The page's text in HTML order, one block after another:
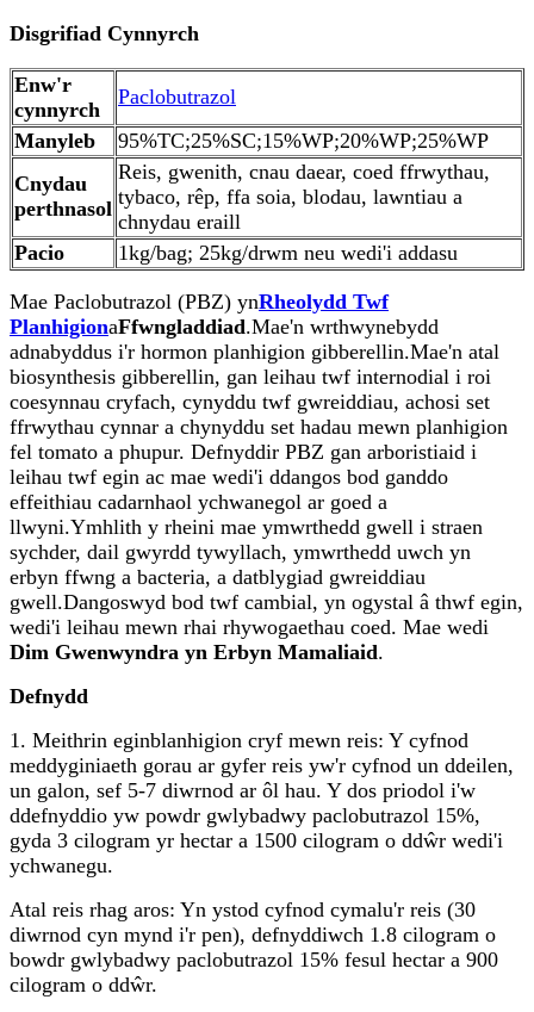
Disgrifiad Cynnyrch
Enw'r
cynnyrch
Paclobutrazol
Manyleb
95%TC;25%SC;15%WP;20%WP;25%WP
Cnydau
perthnasol
Reis, gwenith, cnau daear, coed ffrwythau,
tybaco, rêp, ffa soia, blodau, lawntiau a
chnydau eraill
Pacio
1kg/bag; 25kg/drwm neu wedi'i addasu
Mae Paclobutrazol (PBZ) ynRheolydd Twf
PlanhigionaFfwngladdiad.Mae'n wrthwynebydd
adnabyddus i'r hormon planhigion gibberellin.Mae'n atal
biosynthesis gibberellin, gan leihau twf internodial i roi
coesynnau cryfach, cynyddu twf gwreiddiau, achosi set
ffrwythau cynnar a chynyddu set hadau mewn planhigion
fel tomato a phupur. Defnyddir PBZ gan arboristiaid i
leihau twf egin ac mae wedi'i ddangos bod ganddo
effeithiau cadarnhaol ychwanegol ar goed a
llwyni.Ymhlith y rheini mae ymwrthedd gwell i straen
sychder, dail gwyrdd tywyllach, ymwrthedd uwch yn
erbyn ffwng a bacteria, a datblygiad gwreiddiau
gwell.Dangoswyd bod twf cambial, yn ogystal â thwf egin,
wedi'i leihau mewn rhai rhywogaethau coed. Mae wedi
Dim Gwenwyndra yn Erbyn Mamaliaid.
Defnydd
1. Meithrin eginblanhigion cryf mewn reis: Y cyfnod
meddyginiaeth gorau ar gyfer reis yw'r cyfnod un ddeilen,
un galon, sef 5-7 diwrnod ar ôl hau. Y dos priodol i'w
ddefnyddio yw powdr gwlybadwy paclobutrazol 15%,
gyda 3 cilogram yr hectar a 1500 cilogram o ddŵr wedi'i
ychwanegu.
Atal reis rhag aros: Yn ystod cyfnod cymalu'r reis (30
diwrnod cyn mynd i'r pen), defnyddiwch 1.8 cilogram o
bowdr gwlybadwy paclobutrazol 15% fesul hectar a 900
cilogram o ddŵr.